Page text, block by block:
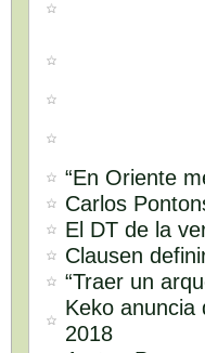
“En Oriente
Carlos
El DT de la
Clausen
“Traer un
Keko anuncia
2018